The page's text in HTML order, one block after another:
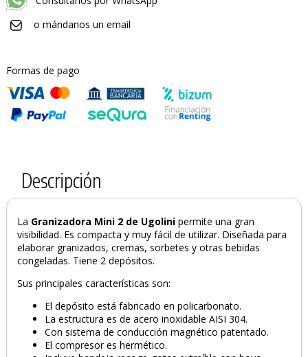
o mándanos un email
Formas de pago
Descripción
La Granizadora Mini 2 de Ugolinipermite una gran
visibilidad. Es compacta y muy fácil de utilizar. Diseñada para
elaborar granizados, cremas, sorbetes y otras bebidas
congeladas. Tiene 2 depósitos.
Sus principales características son:
El depósito está fabricado en policarbonato.
La estructura es de acero inoxidable AISI 304.
Con sistema de conducción magnético patentado.
El compresor es hermético.